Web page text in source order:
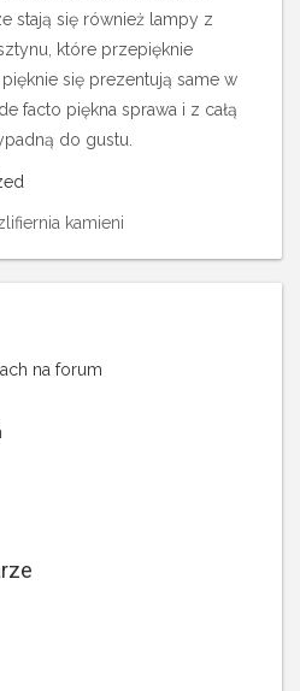
stają się również lampy z
które przepięknie
się prezentują same w
facto piękna sprawa i z całą
do gustu.
kamieni
na forum